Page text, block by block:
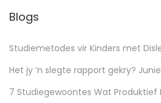
Blogs
Studiemetodes vir Kinders met
Het jy ‘n slegte rapport gekry?
7 Studiegewoontes Wat Produktief